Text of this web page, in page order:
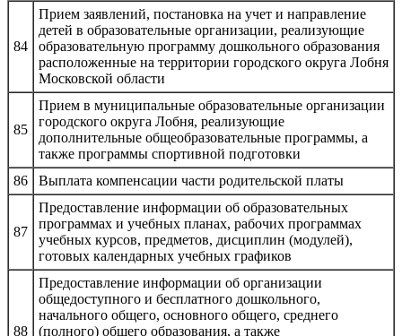
84
Прием заявлений, постановка на учет и направление
детей в образовательные организации, реализующие
образовательную программу дошкольного образования
расположенные на территории городского округа Лобня
Московской области
85
Прием в муниципальные образовательные организации
городского округа Лобня, реализующие
дополнительные общеобразовательные программы, а
также программы спортивной подготовки
86
Выплата компенсации части родительской платы
87
Предоставление информации об образовательных
программах и учебных планах, рабочих программах
учебных курсов, предметов, дисциплин (модулей),
готовых календарных учебных графиков
88
Предоставление информации об организации
общедоступного и бесплатного дошкольного,
начального общего, основного общего, среднего
(полного) общего образования, а также